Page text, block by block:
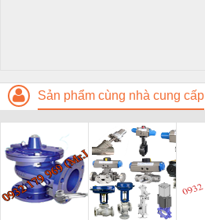
Sản phẩm cùng nhà cung cấp